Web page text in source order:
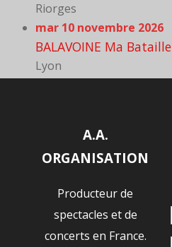
Riorges
mar 10 novembre 2026
BALAVOINE Ma Bataille
Lyon
A.A.
ORGANISATION
Producteur de
spectacles et de
concerts en France.